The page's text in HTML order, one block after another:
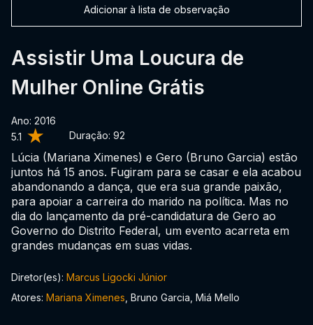
5.1 Duração: 92
Assistir Uma Loucura de
Mulher Online Grátis
Ano: 2016
Lúcia (Mariana Ximenes) e Gero (Bruno Garcia) estão
juntos há 15 anos. Fugiram para se casar e ela acabou
abandonando a dança, que era sua grande paixão,
para apoiar a carreira do marido na política. Mas no
dia do lançamento da pré-candidatura de Gero ao
Governo do Distrito Federal, um evento acarreta em
grandes mudanças em suas vidas.
Adicionar à lista de observação
Diretor(es): Marcus Ligocki Júnior
Atores: Mariana Ximenes , Bruno Garcia, Miá Mello